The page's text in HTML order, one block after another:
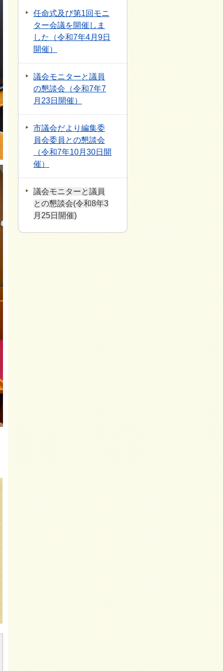
任命式及び第1回モニ
ター会議を開催しま
した（令和7年4月9日
開催）
議会モニターと議員
の懇談会（令和7年7
月23日開催）
市議会だより編集委
員会委員との懇談会
（令和7年10月30日開
催）
議会モニターと議員
との懇談会(令和8年3
月25日開催)